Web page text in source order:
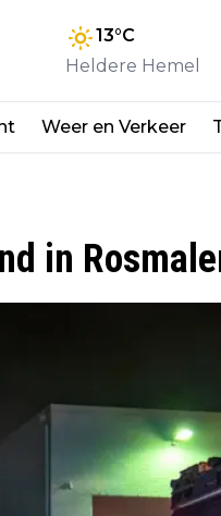
13°C
Heldere Hemel
Weer en Verkeer
in